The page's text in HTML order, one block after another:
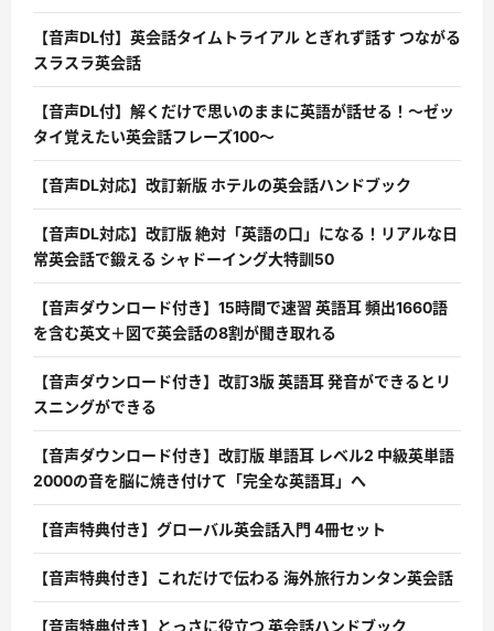
【音声DL付】英会話タイムトライアル とぎれず話す つながる
スラスラ英会話
【音声DL付】解くだけで思いのままに英語が話せる！〜ゼッ
タイ覚えたい英会話フレーズ100〜
【音声DL対応】改訂新版 ホテルの英会話ハンドブック
【音声DL対応】改訂版 絶対「英語の口」になる！リアルな日
常英会話で鍛える シャドーイング大特訓50
【音声ダウンロード付き】15時間で速習 英語耳 頻出1660語
を含む英文＋図で英会話の8割が聞き取れる
【音声ダウンロード付き】改訂3版 英語耳 発音ができるとリ
スニングができる
【音声ダウンロード付き】改訂版 単語耳 レベル2 中級英単語
2000の音を脳に焼き付けて「完全な英語耳」へ
【音声特典付き】グローバル英会話入門 4冊セット
【音声特典付き】これだけで伝わる 海外旅行カンタン英会話
【音声特典付き】とっさに役立つ 英会話ハンドブック